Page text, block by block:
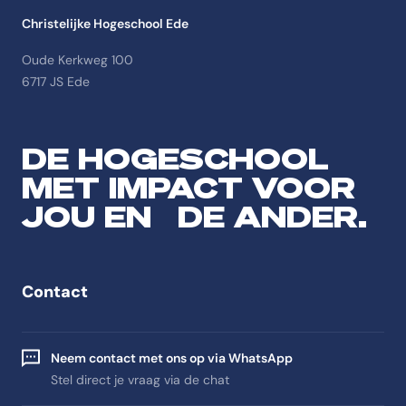
Christelijke Hogeschool Ede
Oude Kerkweg 100
6717 JS Ede
DE HOGESCHOOL
MET IMPACT VOOR
JOU EN DE ANDER.
Contact
Neem contact met ons op via WhatsApp
Stel direct je vraag via de chat